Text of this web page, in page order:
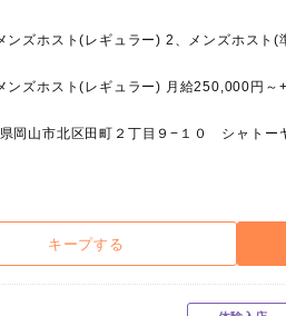
岡山市北区田町２丁目９−１０ シャトー
キープする